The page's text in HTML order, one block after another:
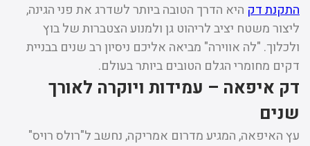
התקנת דק היא הדרך הטובה ביותר לשדרג את פני הגינה,
ליצור משטח יציב לריהוט גן ולמנוע הצטברות של בוץ
ולכלוך. "לה אווירה" מביאה אליכם ניסיון רב שנים בבניית
דקים מחומרי הגלם הטובים ביותר בעולם.
דק איפאה – עמידות ויוקרה לאורך
שנים
עץ האיפאה, המגיע מדרום אמריקה, נחשב ל"רולס רויס"